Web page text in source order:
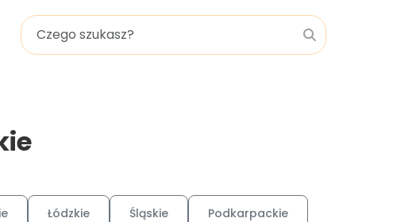
Łódzkie Śląskie Podkarpackie